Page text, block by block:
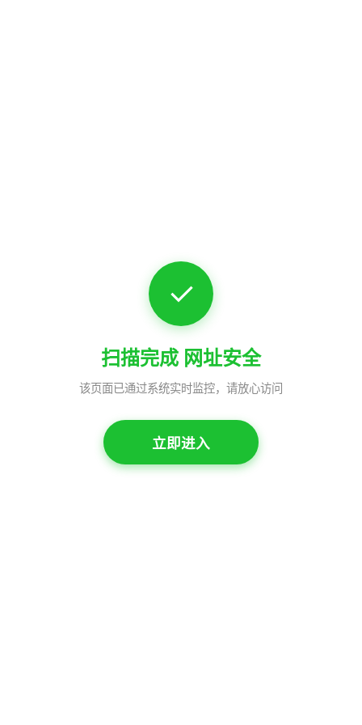
✓
扫描完成 网址安全
该页面已通过系统实时监控，请放心访问
立即进入